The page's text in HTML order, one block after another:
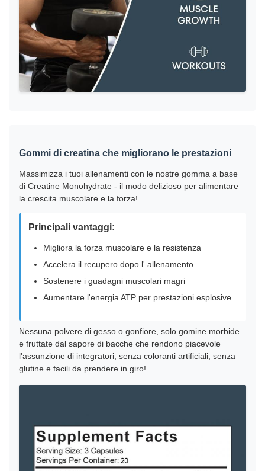
Gommi di creatina che migliorano le prestazioni
Massimizza i tuoi allenamenti con le nostre gomma a base
di Creatine Monohydrate - il modo delizioso per alimentare
la crescita muscolare e la forza!
Principali vantaggi:
Migliora la forza muscolare e la resistenza
Accelera il recupero dopo l' allenamento
Sostenere i guadagni muscolari magri
Aumentare l'energia ATP per prestazioni esplosive
Nessuna polvere di gesso o gonfiore, solo gomine morbide
e fruttate dal sapore di bacche che rendono piacevole
l'assunzione di integratori, senza coloranti artificiali, senza
glutine e facili da prendere in giro!